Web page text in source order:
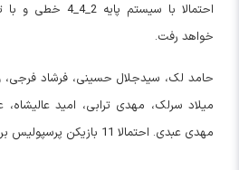
احتمالا با سیستم پایه
خواهد رفت.
حامد لک، سیدجلال حسینی، فرشاد فرجی،
میلاد سرلک، مهدی ترابی، امید عالیشاه،
مهدی عبدی. احتمالا 11 بازیکن پرسپولیس برای بازی امشب باشند.